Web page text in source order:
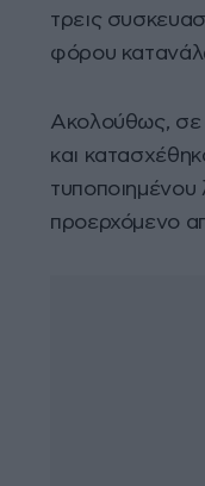
τρεις
φόρου
Ακολούθως, σε
και
προερχόμενο